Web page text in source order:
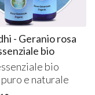
- Geranio rosa
bio
bio
puro e naturale